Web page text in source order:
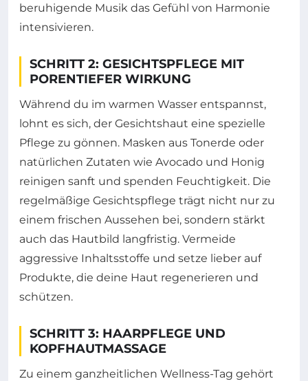
beruhigende Musik das Gefühl von Harmonie
intensivieren.
SCHRITT 2: GESICHTSPFLEGE MIT
PORENTIEFER WIRKUNG
Während du im warmen Wasser entspannst,
lohnt es sich, der Gesichtshaut eine spezielle
Pflege zu gönnen. Masken aus Tonerde oder
natürlichen Zutaten wie Avocado und Honig
reinigen sanft und spenden Feuchtigkeit. Die
regelmäßige Gesichtspflege trägt nicht nur zu
einem frischen Aussehen bei, sondern stärkt
auch das Hautbild langfristig. Vermeide
aggressive Inhaltsstoffe und setze lieber auf
Produkte, die deine Haut regenerieren und
schützen.
SCHRITT 3: HAARPFLEGE UND
KOPFHAUTMASSAGE
Zu einem ganzheitlichen Wellness-Tag gehört